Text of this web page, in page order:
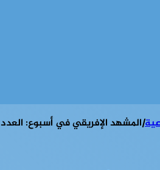
|المشهد الإفريقي في أسبوع: العدد 134 إصدار 30 ديسمبر 2024